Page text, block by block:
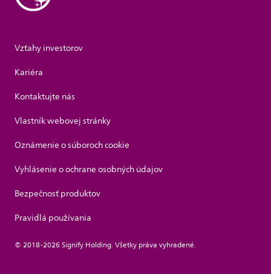
Vzťahy investorov
Kariéra
Kontaktujte nás
Vlastník webovej stránky
Oznámenie o súboroch cookie
Vyhlásenie o ochrane osobných údajov
Bezpečnosť produktov
Pravidlá používania
© 2018-2026 Signify Holding. Všetky práva vyhradené.